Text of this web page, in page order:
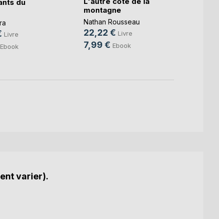
du
Livre
Ebook
montagne
Nathan Rousseau
22,22 € Livre
7,99 € Ebook
varier).